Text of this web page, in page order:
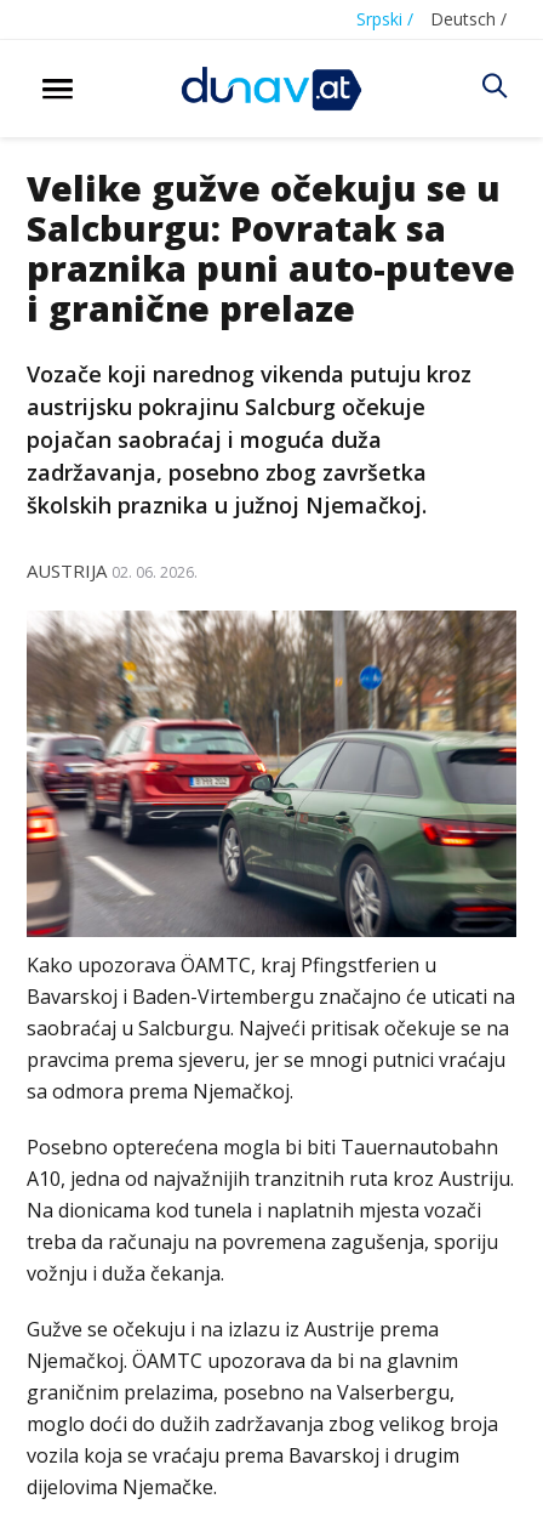
Srpski / Deutsch /
Velike gužve očekuju se u
Salcburgu: Povratak sa
praznika puni auto-puteve
i granične prelaze
Vozače koji narednog vikenda putuju kroz
austrijsku pokrajinu Salcburg očekuje
pojačan saobraćaj i moguća duža
zadržavanja, posebno zbog završetka
školskih praznika u južnoj Njemačkoj.
AUSTRIJA 02. 06. 2026.
Kako upozorava ÖAMTC, kraj Pfingstferien u
Bavarskoj i Baden-Virtembergu značajno će uticati na
saobraćaj u Salcburgu. Najveći pritisak očekuje se na
pravcima prema sjeveru, jer se mnogi putnici vraćaju
sa odmora prema Njemačkoj.
Posebno opterećena mogla bi biti Tauernautobahn
A10, jedna od najvažnijih tranzitnih ruta kroz Austriju.
Na dionicama kod tunela i naplatnih mjesta vozači
treba da računaju na povremena zagušenja, sporiju
vožnju i duža čekanja.
Gužve se očekuju i na izlazu iz Austrije prema
Njemačkoj. ÖAMTC upozorava da bi na glavnim
graničnim prelazima, posebno na Valserbergu,
moglo doći do dužih zadržavanja zbog velikog broja
vozila koja se vraćaju prema Bavarskoj i drugim
dijelovima Njemačke.